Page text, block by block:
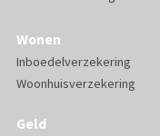
Wonen
Inboedelverzekering
Woonhuisverzekering
Geld